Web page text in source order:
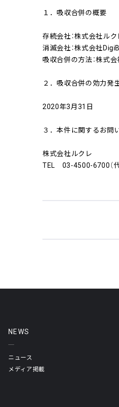
１．吸収合併の概要
存続会社：株式会社ル
消滅会社：株式会社
吸収合併の方法：株式
２．吸収合併の効力発
2020年3月31日
３．本件に関するお問
株式会社ルクレ
TEL 03-4500-6700（代
NEWS
ニュース
メディア掲載